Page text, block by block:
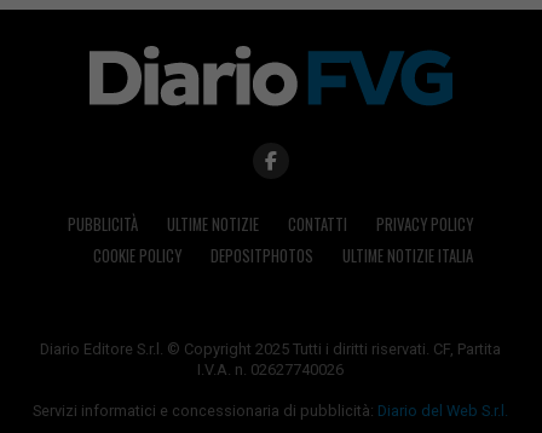
PUBBLICITÀ ULTIME NOTIZIE CONTATTI
PRIVACY POLICY
COOKIE POLICY
DEPOSITPHOTOS ULTIME NOTIZIE ITALIA
Diario Editore S.r.l. © Copyright 2025 Tutti i diritti riservati. CF, Partita
I.V.A. n. 02627740026
Servizi informatici e concessionaria di pubblicità: Diario del Web S.r.l.